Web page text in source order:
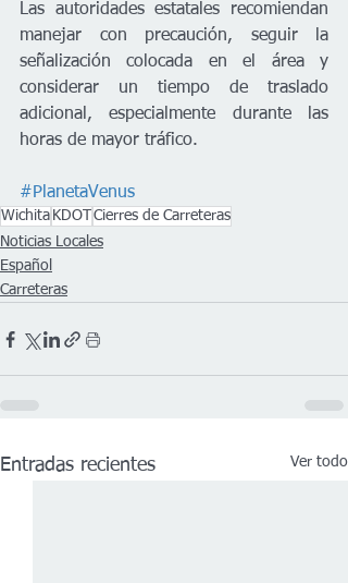
Las autoridades estatales recomiendan
manejar con precaución, seguir la
señalización colocada en el área y
considerar un tiempo de traslado
adicional, especialmente durante las
horas de mayor tráfico.
#PlanetaVenus
Wichita KDOT
Cierres de Carreteras
Noticias Locales
Español
Carreteras
Entradas recientes Ver todo